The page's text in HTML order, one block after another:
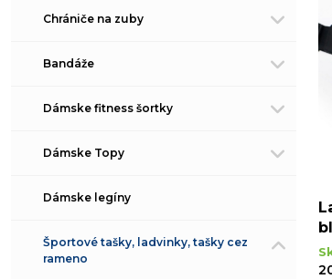
Chrániče na zuby
Bandáže
Dámske fitness šortky
Dámske Topy
Dámske legíny
Športové tašky, ladvinky, tašky cez
rameno